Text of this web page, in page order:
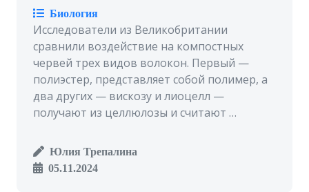
Биология
Исследователи из Великобритании
сравнили воздействие на компостных
червей трех видов волокон. Первый —
полиэстер, представляет собой полимер, а
два других — вискозу и лиоцелл —
получают из целлюлозы и считают …
Юлия Трепалина
05.11.2024